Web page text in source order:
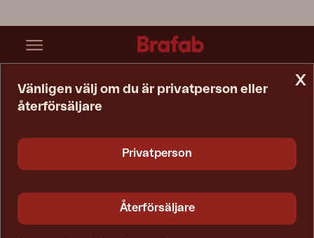
x
Vänligen välj om du är privatperson eller
återförsäljare
Privatperson
Återförsäljare